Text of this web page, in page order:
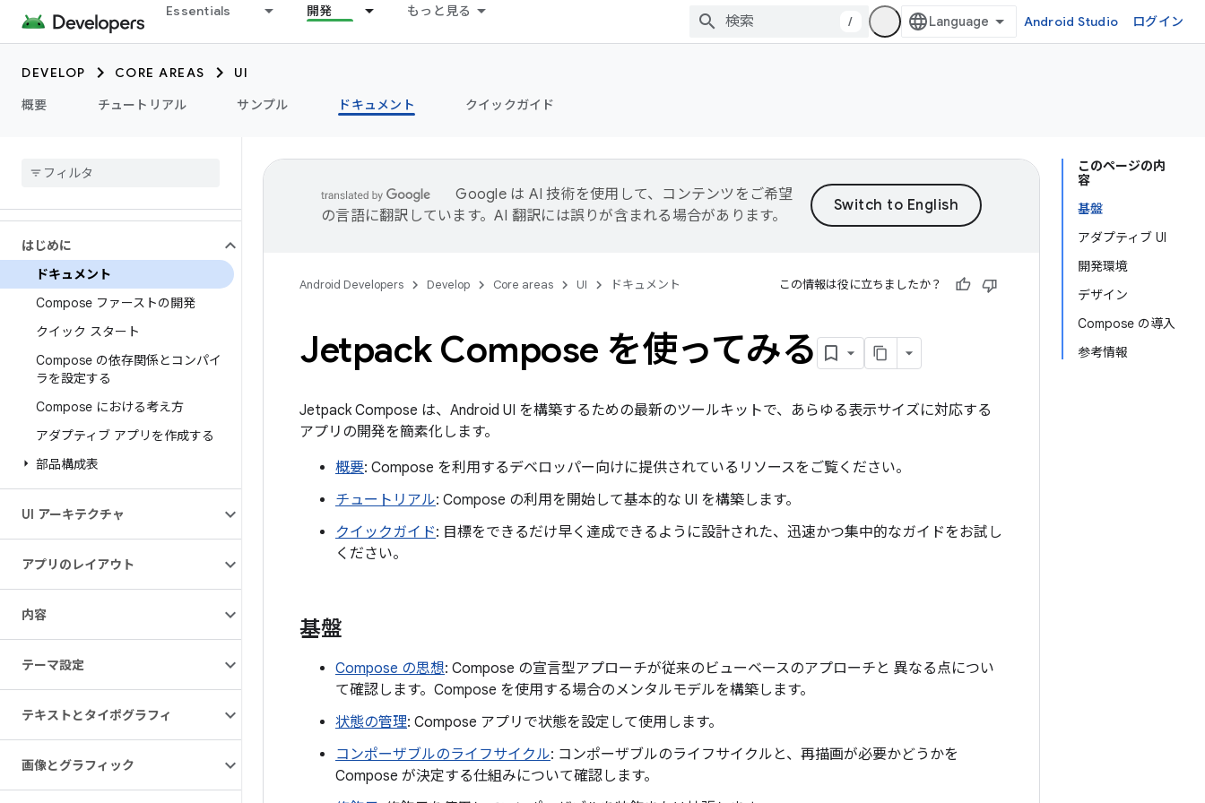
Essentials 開発 もっと見る
/ Android Studio ログイン
DEVELOP CORE AREAS
UI
概要
チュートリアル サンプル ドキュメント クイックガイド
はじめに
ドキュメント
Compose ファーストの開発
クイック スタート
Compose の依存関係とコンパイ
ラを設定する
Compose における考え方
アダプティブ アプリを作成する
部品構成表
UI アーキテクチャ
アプリのレイアウト
内容
テーマ設定
テキストとタイポグラフィ
画像とグラフィック
このページの内
容
基盤
アダプティブ UI
開発環境
デザイン
Compose の導入
参考情報
Google は AI 技術を使用して、コンテンツをご希望
の言語に翻訳しています。AI 翻訳には誤りが含まれる場合があります。
Android Developers Develop Core areas UI ドキュメント この情報は役に立ちましたか？
Jetpack Compose を使ってみる
Jetpack Compose は、Android UI を構築するための最新のツールキットで、あらゆる表示サイズに対応する
アプリの開発を簡素化します。
概要: Compose を利用するデベロッパー向けに提供されているリソースをご覧ください。
チュートリアル: Compose の利用を開始して基本的な UI を構築します。
クイックガイド: 目標をできるだけ早く達成できるように設計された、迅速かつ集中的なガイドをお試し
ください。
基盤
Compose の思想: Compose の宣言型アプローチが従来のビューベースのアプローチと 異なる点につい
て確認します。Compose を使用する場合のメンタルモデルを構築します。
状態の管理: Compose アプリで状態を設定して使用します。
コンポーザブルのライフサイクル: コンポーザブルのライフサイクルと、再描画が必要かどうかを
Compose が決定する仕組みについて確認します。